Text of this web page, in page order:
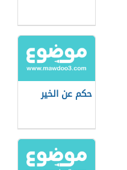
حكم عن الخير